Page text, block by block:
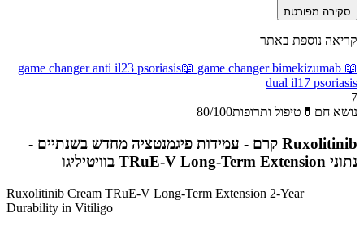
סקירה מפורטת
קריאה נוספת באתר
📖
game changer anti il23 psoriasis📖 game changer bimekizumab
dual il17 psoriasis
7
נושא חם 💊 טיפול ותרופות 80/100
Ruxolitinib קרם - עמידות פיגמנטציה מחדש בשנתיים -
נתוני TRuE-V Long-Term Extension בוויטיליגו
Ruxolitinib Cream TRuE-V Long-Term Extension 2-Year
Durability in Vitiligo